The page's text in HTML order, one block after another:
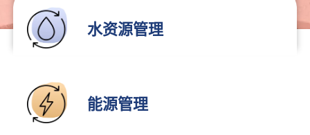
水资源管理
能源管理